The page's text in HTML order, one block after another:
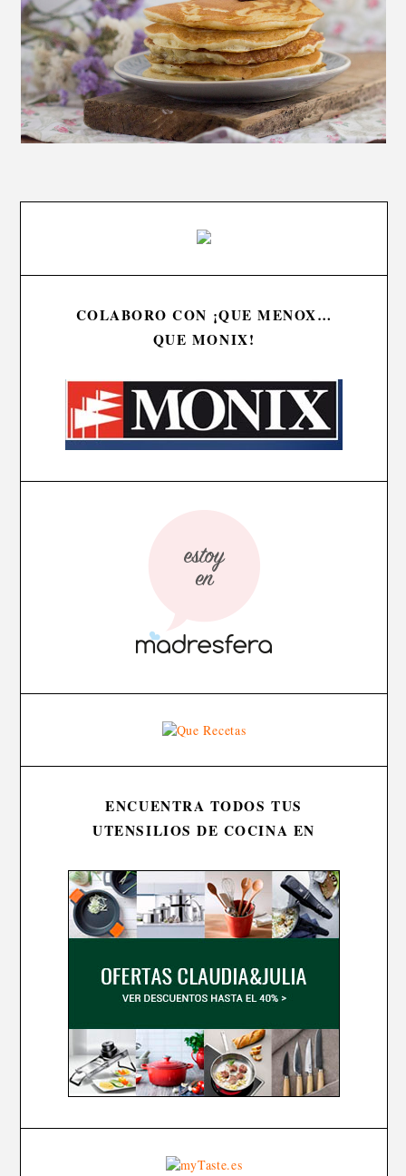
COLABORO CON ¡QUE MENOX…
QUE MONIX!
ENCUENTRA TODOS TUS
UTENSILIOS DE COCINA EN